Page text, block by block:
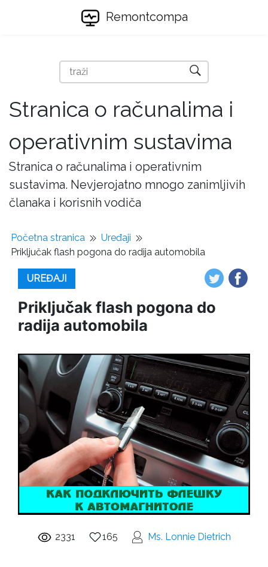
Remontcompa
Stranica o računalima i
operativnim sustavima
Stranica o računalima i operativnim
sustavima. Nevjerojatno mnogo zanimljivih
članaka i korisnih vodiča
Početna stranica
Uređaji
Priključak flash pogona do radija automobila
UREĐAJI
Priključak flash pogona do
radija automobila
2331 165 Ms. Lonnie Dietrich